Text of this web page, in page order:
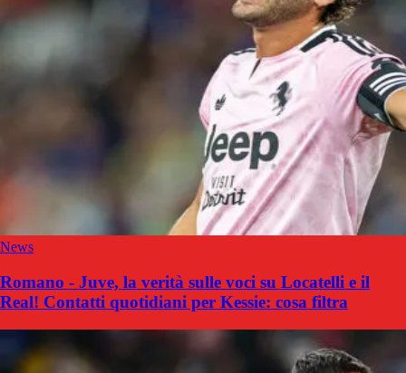
News
Romano - Juve, la verità sulle voci su Locatelli e il
Real! Contatti quotidiani per Kessie: cosa filtra